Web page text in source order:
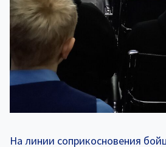
На линии соприкосновения